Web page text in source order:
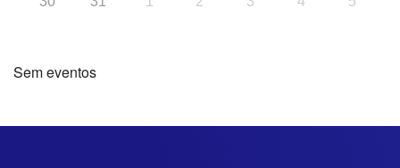
Sem eventos